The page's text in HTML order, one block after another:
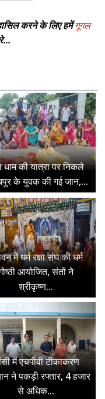
करने के लिए हमेंगूगल
धाम की यात्रा पर निकले
के युवक की गई जान,...
में धर्म रक्षा संघ की धर्म
आयोजित, संतों ने
श्रीकृष्ण...
में एचपीवी टीकाकरण
ने पकड़ी रफ्तार, 4 हजार
से अधिक...